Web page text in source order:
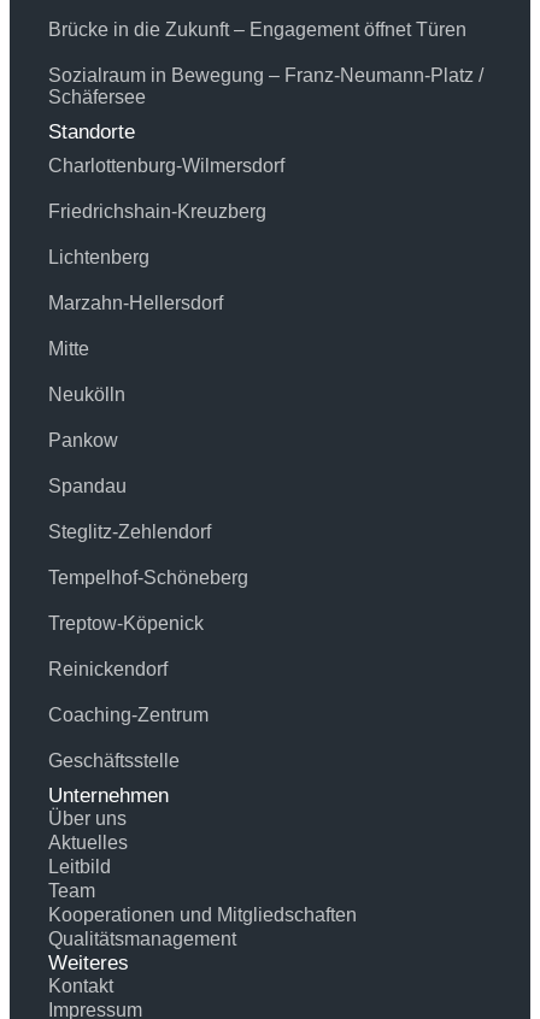
Brücke in die Zukunft – Engagement öffnet Türen
Sozialraum in Bewegung – Franz-Neumann-Platz /
Schäfersee
Standorte
Charlottenburg-Wilmersdorf
Friedrichshain-Kreuzberg
Lichtenberg
Marzahn-Hellersdorf
Mitte
Neukölln
Pankow
Spandau
Steglitz-Zehlendorf
Tempelhof-Schöneberg
Treptow-Köpenick
Reinickendorf
Coaching-Zentrum
Geschäftsstelle
Unternehmen
Über uns
Aktuelles
Leitbild
Team
Kooperationen und Mitgliedschaften
Qualitätsmanagement
Weiteres
Kontakt
Impressum